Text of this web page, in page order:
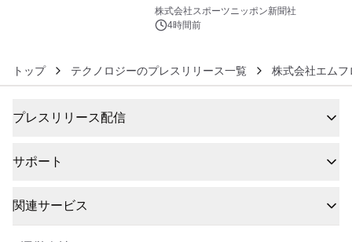
株式会社スポーツニッポン新聞社
4時間前
トップ テクノロジーのプレスリリース一覧 株式会社エムフ
プレスリリース配信
サポート
関連サービス